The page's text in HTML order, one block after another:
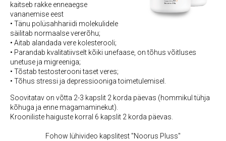
kaitseb rakke enneaegse
vananemise eest
• Tänu polüsahhariidi molekulidele
säilitab normaalse vererõhu;
• Aitab alandada vere kolesterooli;
• Parandab kvalitatiivselt kõiki unefaase, on tõhus võitluses
unetuse ja migreeniga;
• Tõstab testosterooni taset veres;
• Tõhus stressi ja depressiooniga toimetulemisel.
Soovitatav on võtta 2-3 kapslit 2 korda päevas (hommikul tühja
kõhuga ja enne magamaminekut).
Krooniliste haiguste korral 6 kapslit 2 korda päevas.
Fohow lühivideo kapslitest "Noorus Pluss"